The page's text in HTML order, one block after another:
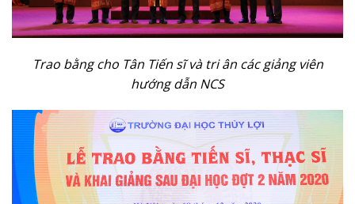
Trao bằng cho Tân Tiến sĩ và tri ân các giảng viên
hướng dẫn NCS